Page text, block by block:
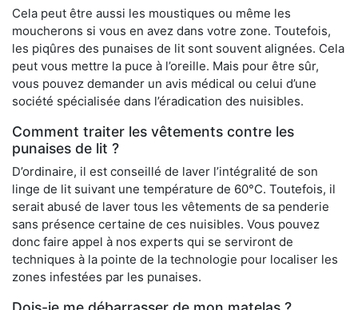
Cela peut être aussi les moustiques ou même les
moucherons si vous en avez dans votre zone. Toutefois,
les piqûres des punaises de lit sont souvent alignées. Cela
peut vous mettre la puce à l’oreille. Mais pour être sûr,
vous pouvez demander un avis médical ou celui d’une
société spécialisée dans l’éradication des nuisibles.
Comment traiter les vêtements contre les
punaises de lit ?
D’ordinaire, il est conseillé de laver l’intégralité de son
linge de lit suivant une température de 60°C. Toutefois, il
serait abusé de laver tous les vêtements de sa penderie
sans présence certaine de ces nuisibles. Vous pouvez
donc faire appel à nos experts qui se serviront de
techniques à la pointe de la technologie pour localiser les
zones infestées par les punaises.